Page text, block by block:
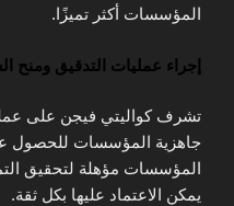
المؤسسات أكثر تميزًا.
إجراء عمليات التدقيق ومنح
تشرف كواليتي فيجن على
جاهزية المؤسسات للحصول
المؤسسات مؤهلة لتحقيق
يمكن الاعتماد عليها بكل ثقة.